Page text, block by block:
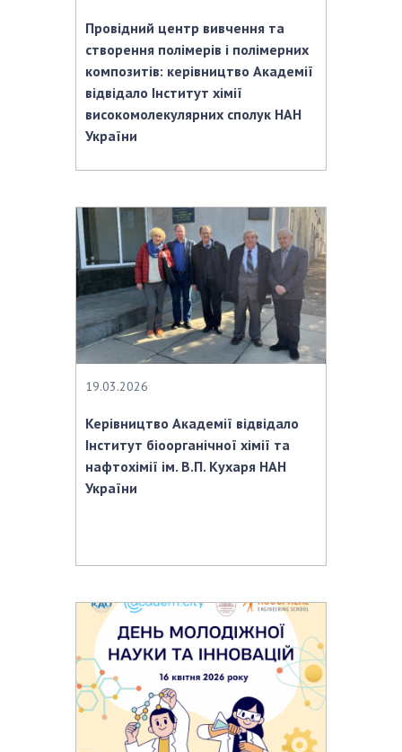
Провідний центр вивчення та
створення полімерів і полімерних
композитів: керівництво Академії
відвідало Інститут хімії
високомолекулярних сполук НАН
України
19.03.2026
Керівництво Академії відвідало
Інститут біоорганічної хімії та
нафтохімії ім. В.П. Кухаря НАН
України